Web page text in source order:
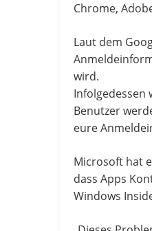
Chrome,
Laut dem
wird.
Benutzer
eure
Microsoft hat
dass Apps
Windows